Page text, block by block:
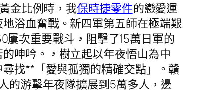
金比例時，我保時捷零件的戀愛運
浴血奮戰。新四軍第五師在極端艱
次重要戰斗，阻擊了15萬日軍的
呻吟。，樹立起以年夜悟山為中
找**「愛與孤獨的精確交點」。贛
的游擊年夜隊擴展到5萬多人，邊